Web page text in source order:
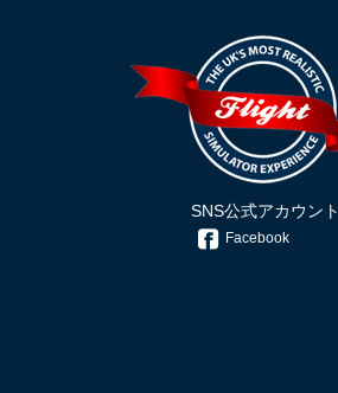
SNS公式アカウント
Facebook